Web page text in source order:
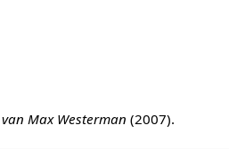
Max Westerman (2007).